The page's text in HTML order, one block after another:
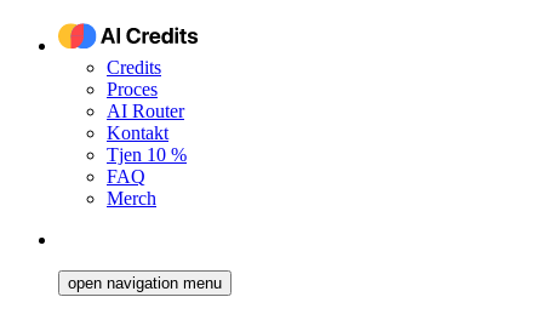
Credits
Proces
AI Router
Kontakt
Tjen 10 %
FAQ
Merch
open navigation menu